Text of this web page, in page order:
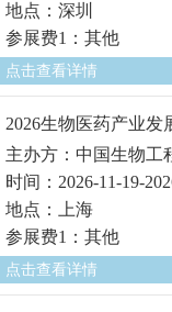
地点：深圳
参展费1：其他
点击查看详情
2026生物医药产业发
主办方：中国生物工
时间：2026-11-19-
地点：上海
参展费1：其他
点击查看详情